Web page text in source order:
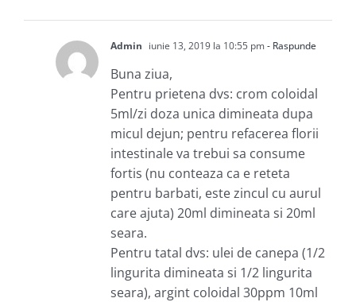
Admin iunie 13, 2019 la 10:55 pm- Raspunde
Buna ziua,
Pentru prietena dvs: crom coloidal
5ml/zi doza unica dimineata dupa
micul dejun; pentru refacerea florii
intestinale va trebui sa consume
fortis (nu conteaza ca e reteta
pentru barbati, este zincul cu aurul
care ajuta) 20ml dimineata si 20ml
seara.
Pentru tatal dvs: ulei de canepa (1/2
lingurita dimineata si 1/2 lingurita
seara), argint coloidal 30ppm 10ml